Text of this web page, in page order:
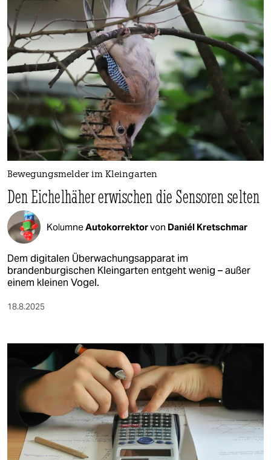
verlag
verlag
veranstaltungen
shop
fragen & hilfe
unterstützen
abo
genossenschaft
epaper login
Bewegungsmelder im Kleingarten
Den Eichelhäher erwischen die Sensoren selten
KolumneAutokorrektorvon Daniél Kretschmar
Dem digitalen Überwachungsapparat im
brandenburgischen Kleingarten entgeht wenig – außer
einem kleinen Vogel.
18.8.2025